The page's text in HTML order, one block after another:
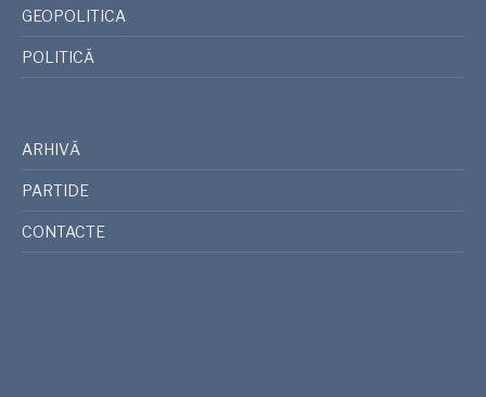
GEOPOLITICA
POLITICĂ
ARHIVĂ
PARTIDE
CONTACTE